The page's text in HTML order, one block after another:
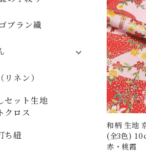
和柄 生地
(全3色)
赤・桃霞
ん
んから選ぶ
んから選ぶ
ブラン織
ロス
リネン）
セット生地
クロス
ち紐